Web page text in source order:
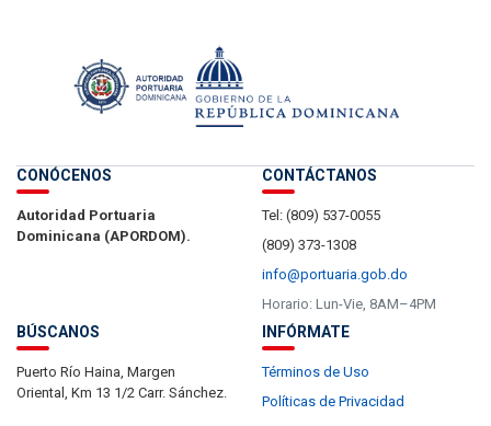
CONÓCENOS
Autoridad Portuaria
Dominicana (APORDOM).
CONTÁCTANOS
Tel: (809) 537-0055
(809) 373-1308
info@portuaria.gob.do
Horario: Lun-Vie, 8AM–4PM
BÚSCANOS
Puerto Río Haina, Margen
Oriental, Km 13 1/2 Carr. Sánchez.
INFÓRMATE
Términos de Uso
Políticas de Privacidad